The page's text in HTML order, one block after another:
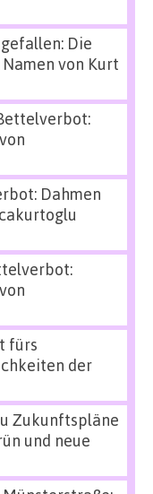
Die
von Kurt
Dahmen
fürs
der
Zukunftspläne
und neue